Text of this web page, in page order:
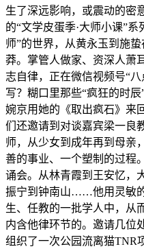
生了深远影响，或震动的密
的“文学皮蛋季·大师小课”
师”的世界，从黄永玉到施
莽。掌管人做家、资深人萧
志自律，正在微信视频号“
写？糊口里那些“疯狂的时
婉京用她的《取出疯石》来
们还邀请到对谈嘉宾梁一良
师，从少女到成年再到母亲
善的事业、一个塑制的过程
诵会。从林青霞到王安忆，
振宁到钟南山……他用灵敏
生、任教的一批学人中，从
内含他律环节的。邀请几
组织了一次公园流离猫TNR